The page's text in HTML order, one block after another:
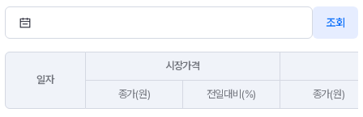
조회
일자
시장가격
종가(원) 전일대비(%) 종가(원)